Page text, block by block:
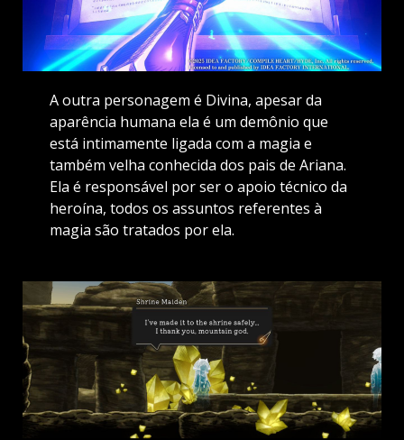
A outra personagem é Divina, apesar da
aparência humana ela é um demônio que
está intimamente ligada com a magia e
também velha conhecida dos pais de Ariana.
Ela é responsável por ser o apoio técnico da
heroína, todos os assuntos referentes à
magia são tratados por ela.